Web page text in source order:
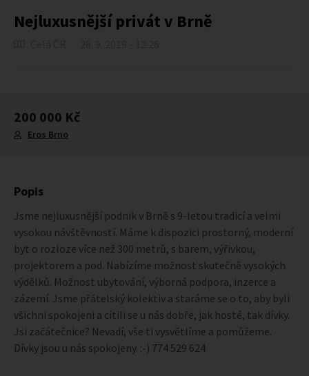
Nejluxusnější privát v Brně
200 000 Kč
Eros Brno
Popis
Jsme nejluxusnější podnik v Brně s 9-letou tradicí a velmi
vysokou návštěvností. Máme k dispozici prostorný, moderní
byt o rozloze více než 300 metrů, s barem, výřivkou,
projektorem a pod. Nabízíme možnost skutečně vysokých
výdělků. Možnost ubytování, výborná podpora, inzerce a
zázemí. Jsme přátelský kolektiv a staráme se o to, aby byli
všichni spokojeni a cítili se u nás dobře, jak hosté, tak dívky.
Jsi začátečnice? Nevadí, vše ti vysvětlíme a pomůžeme.
Dívky jsou u nás spokojeny. :-) 774 529 624